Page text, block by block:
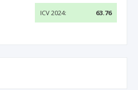
ICV 2024: 63.76